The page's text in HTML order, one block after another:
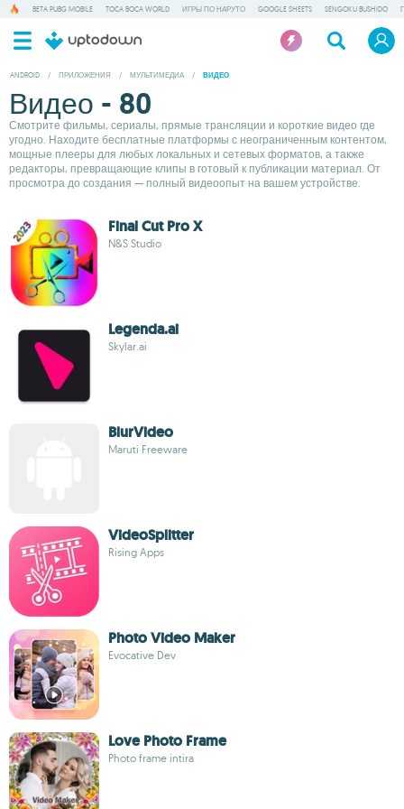
BETA PUBG MOBILE TOCA BOCA WORLD ИГРЫ ПО НАРУТО GOOGLE SHEETS SENGOKU BUSHIDO
ANDROID / ПРИЛОЖЕНИЯ / МУЛЬТИМЕДИА / ВИДЕО
Видео - 80
Смотрите фильмы, сериалы, прямые трансляции и короткие видео где
угодно. Находите бесплатные платформы с неограниченным контентом,
мощные плееры для любых локальных и сетевых форматов, а также
редакторы, превращающие клипы в готовый к публикации материал. От
просмотра до создания — полный видеоопыт на вашем устройстве.
Final Cut Pro X
N&S Studio
Legenda.ai
Skylar.ai
BlurVideo
Maruti Freeware
VideoSplitter
Rising Apps
Photo Video Maker
Evocative Dev
Love Photo Frame
Photo frame intira